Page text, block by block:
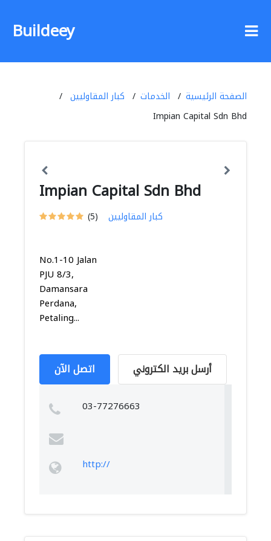
Buildeey
الصفحة الرئيسية الخدمات
كبار المقاوليين
Impian Capital Sdn Bhd
Impian Capital Sdn Bhd
(5) كبار المقاوليين
No.1-10 Jalan
PJU 8/3,
Damansara
Perdana,
Petaling...
اتصل الآن أرسل بريد الكتروني
03-77276663
http://